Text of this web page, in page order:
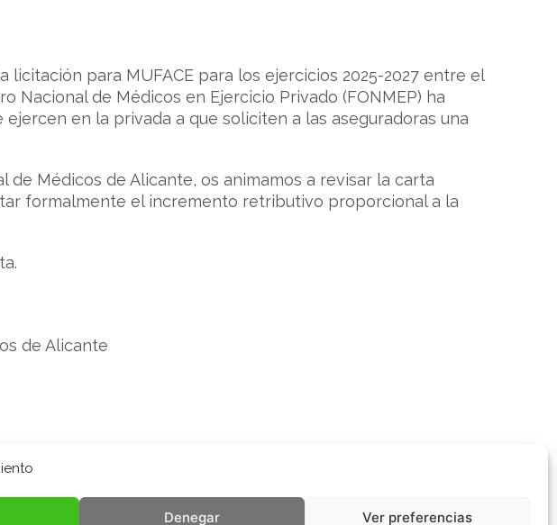
Denegar Ver preferencias
para MUFACE para los ejercicios 2025-2027 entre el
Nacional de Médicos en Ejercicio Privado (FONMEP) ha
ejercen en la privada a que soliciten a las aseguradoras una
de Médicos de Alicante, os animamos a revisar la carta
formalmente el incremento retributivo proporcional a la
de Alicante